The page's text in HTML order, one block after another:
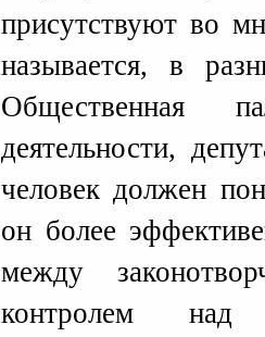
присутствуют во
называется, в
Общественная
деятельности,
человек должен
он более
между
контролем над